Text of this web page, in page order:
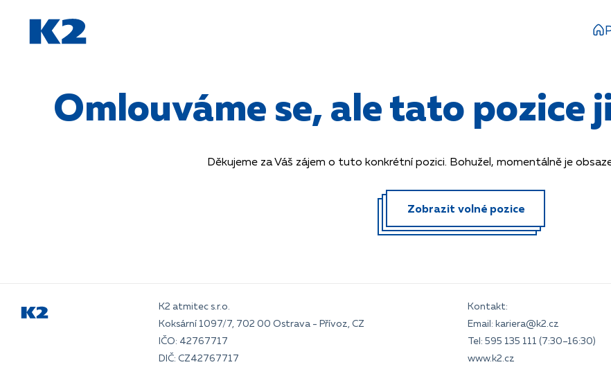
Omlouváme se, ale tato pozice
Děkujeme za Váš zájem o tuto konkrétní pozici. Bohužel, momentálně je
Zobrazit volné pozice
K2 atmitec s.r.o.
Koksární 1097/7, 702 00 Ostrava - Přívoz, CZ
IČO: 42767717
DIČ: CZ42767717
Kontakt:
Email: kariera@k2.cz
Tel: 595 135 111 (7:30–16:30)
www.k2.cz